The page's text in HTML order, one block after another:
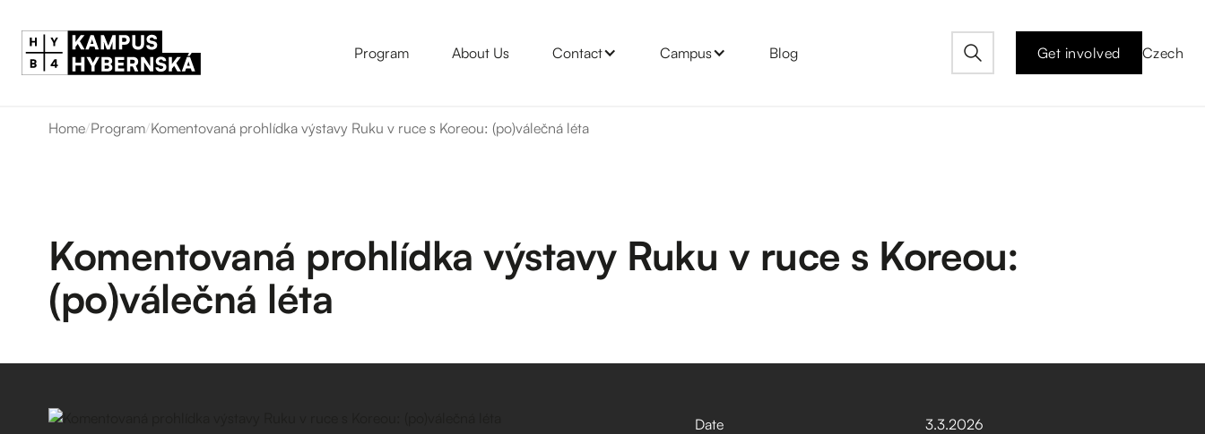
Program About Us Contact Campus Blog Get involved Czech
Home/Program/Komentovaná prohlídka výstavy Ruku v ruce s Koreou: (po)válečná léta
Komentovaná prohlídka výstavy Ruku v ruce s Koreou:
(po)válečná léta
Date 3.3.2026